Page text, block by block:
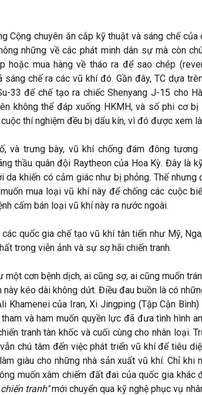
Cộng chuyên ăn cắp kỹ thuật và sáng chế
những về các phát minh dân sự mà còn
hoặc mua hàng về tháo ra để sao chép
sáng chế ra các vũ khí đó. Gần đây, TC dựa
33 để chế tạo ra chiếc Shenyang J-15 cho
không thể đáp xuống HKMH, và số phi cơ
thí nghiệm đều bị dấu kín, vì đó được xem là
và trưng bày, vũ khí chống đám đông
thầu quân đội Raytheon của Hoa Kỳ. Đây là
da khiến có cảm giác như bị phỏng. Thế
mua loại vũ khí này để chống các cuộc
cấm bán loại vũ khí này ra nước ngoài.
quốc gia chế tạo vũ khí tân tiến như Mỹ,
trong viễn ảnh và sự sợ hãi chiến tranh.
một cơn bệnh dịch, ai cũng sợ, ai cũng muốn
này kéo dài không dứt. Điều đau buồn là có
Khamenei của Iran, Xi Jingping (Tập Cận
và ham muốn quyền lực đã đưa tình hình
tranh tàn khốc và cuối cùng cho nhân loại.
chú tâm đến việc phát triển vũ khí để tiêu
giàu cho những nhà sản xuất vũ khí. Chỉ khi
muốn xâm chiếm đất đai của quốc gia khác
tranh"mới chuyển qua kỹ nghệ phục vụ